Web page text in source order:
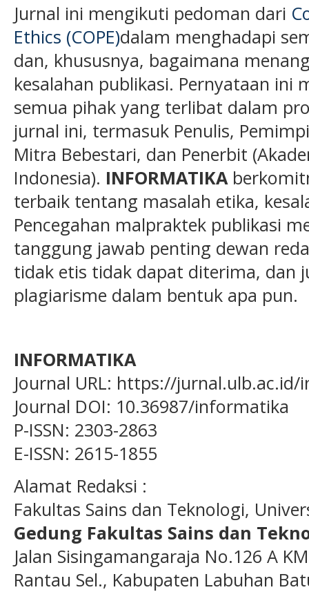
Jurnal ini mengikuti pedoman dari
Ethics (COPE)dalam menghadapi
dan, khususnya, bagaimana
kesalahan publikasi. Pernyataan ini
semua pihak yang terlibat dalam
jurnal ini, termasuk Penulis,
Mitra Bebestari, dan Penerbit
Indonesia). INFORMATIKA
terbaik tentang masalah etika,
Pencegahan malpraktek publikasi
tanggung jawab penting dewan
tidak etis tidak dapat diterima, dan
plagiarisme dalam bentuk apa pun.
INFORMATIKA
Journal URL: https://
Journal DOI: 10.36987/informatika
P-ISSN: 2303-2863
E-ISSN: 2615-1855
Alamat Redaksi :
Fakultas Sains dan Teknologi,
Gedung Fakultas Sains dan
Jalan Sisingamangaraja No.126 A
Rantau Sel., Kabupaten Labuhan